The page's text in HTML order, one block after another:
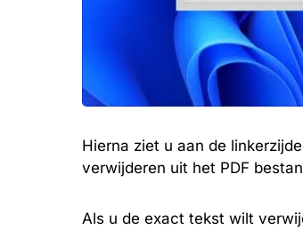
Hierna ziet u aan de
verwijderen uit het PDF
Als u de exact tekst wilt